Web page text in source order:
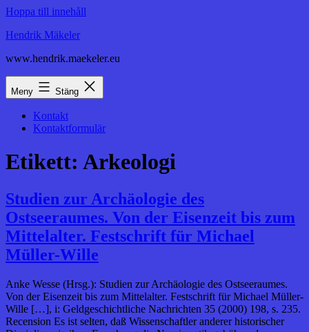
Hoppa till innehåll
Hendrik Mäkeler
www.hendrik.maekeler.eu
Meny Stäng
Kontakt
Kontaktformulär
Etikett: Arkeologi
Studien zur Archäologie des
Ostseeraumes. Von der Eisenzeit bis zum
Mittelalter. Festschrift für Michael
Müller-Wille
Anke Wesse (Hrsg.): Studien zur Archäologie des Ostseeraumes.
Von der Eisenzeit bis zum Mittelalter. Festschrift für Michael Müller-
Wille […], i: Geldgeschichtliche Nachrichten 35 (2000) 198, s. 235.
Recension Es ist selten, daß Wissenschaftler anderer historischer